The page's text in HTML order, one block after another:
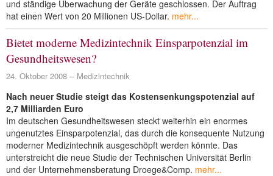
und ständige Überwachung der Geräte geschlossen. Der Auftrag
hat einen Wert von 20 Millionen US-Dollar. mehr...
Bietet moderne Medizintechnik Einsparpotenzial im
Gesundheitswesen?
24. Oktober 2008 Medizintechnik
Nach neuer Studie steigt das Kostensenkungspotenzial auf
2,7 Milliarden Euro
Im deutschen Gesundheitswesen steckt weiterhin ein enormes
ungenutztes Einsparpotenzial, das durch die konsequente Nutzung
moderner Medizintechnik ausgeschöpft werden könnte. Das
unterstreicht die neue Studie der Technischen Universität Berlin
und der Unternehmensberatung Droege&Comp. mehr...